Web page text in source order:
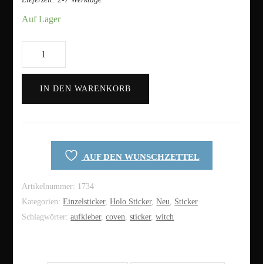
Auf Lager
StickerIN DEN WARENKORB
AUF DEN WUNSCHZETTEL
Artikelnummer: 1734
Kategorien:Einzelsticker,Holo Sticker,Neu, Sticker
Schlagwörter:aufkleber,coven,sticker,witch